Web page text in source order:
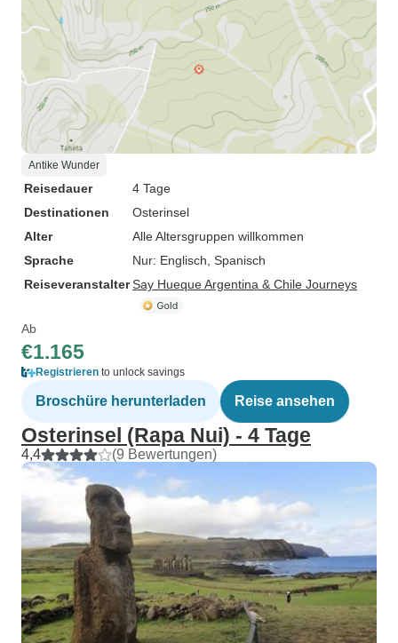
Antike Wunder
Reisedauer
4 Tage
Destinationen
Osterinsel
Alter
Alle Altersgruppen willkommen
Sprache
Nur: Englisch, Spanisch
ReiseveranstalterSay Hueque Argentina & Chile Journeys
Ab
€1.165
Registrieren to unlock savings
Broschüre herunterladen Reise ansehen
Osterinsel (Rapa Nui) - 4 Tage
4,4 (9 Bewertungen)